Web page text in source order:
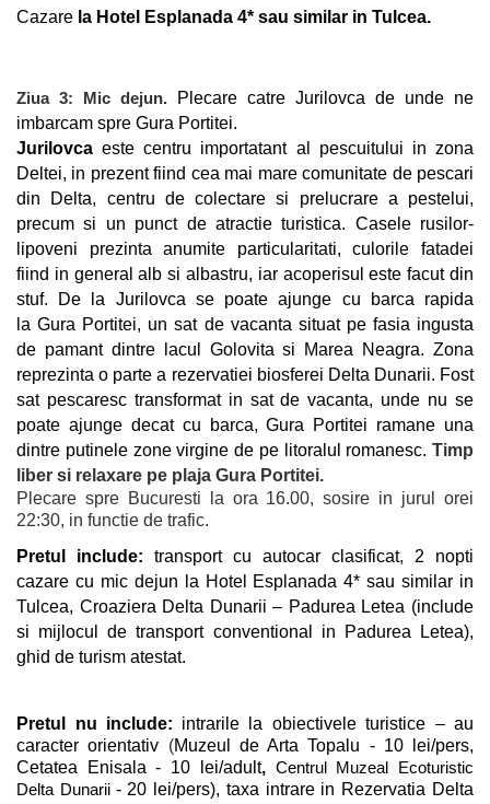
Cazare la Hotel Esplanada 4* sau similar in Tulcea.
Ziua 3: Mic dejun. Plecare catre Jurilovca de unde ne
imbarcam spre Gura Portitei.
Jurilovca este centru importatant al pescuitului in zona
Deltei, in prezent fiind cea mai mare comunitate de pescari
din Delta, centru de colectare si prelucrare a pestelui,
precum si un punct de atractie turistica. Casele rusilor-
lipoveni prezinta anumite particularitati, culorile fatadei
fiind in general alb si albastru, iar acoperisul este facut din
stuf. De la Jurilovca se poate ajunge cu barca rapida
la Gura Portitei, un sat de vacanta situat pe fasia ingusta
de pamant dintre lacul Golovita si Marea Neagra. Zona
reprezinta o parte a rezervatiei biosferei Delta Dunarii. Fost
sat pescaresc transformat in sat de vacanta, unde nu se
poate ajunge decat cu barca,Gura Portitei ramane una
dintre putinele zone virgine de pe litoralul romanesc. Timp
liber si relaxare pe plaja Gura Portitei.
Plecare spre Bucuresti la ora 16.00, sosire in jurul orei
22:30, in functie de trafic.
Pretul include: transport cu autocar clasificat, 2 nopti
cazare cu mic dejun la Hotel Esplanada 4* sau similar in
Tulcea, Croaziera Delta Dunarii – Padurea Letea (include
si mijlocul de transport conventional in Padurea Letea),
ghid de turism atestat.
Pretul nu include: intrarile la obiectivele turistice – au
caracter orientativ (Muzeul de Arta Topalu - 10 lei/pers,
Cetatea Enisala - 10 lei/adult, Centrul Muzeal Ecoturistic
Delta Dunarii - 20 lei/pers), taxa intrare in Rezervatia Delta